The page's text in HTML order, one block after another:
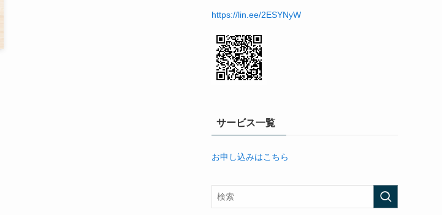
https://lin.ee/2ESYNyW
サービス一覧
お申し込みはこちら